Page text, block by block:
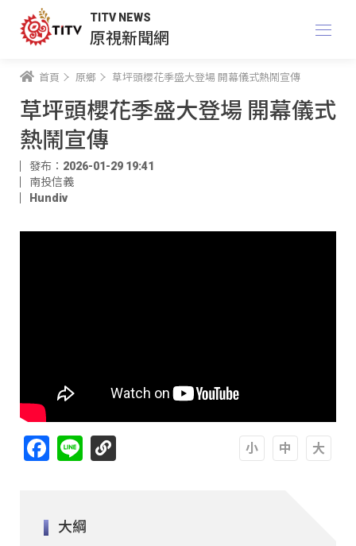
TITV NEWS
原視新聞網
首頁 原鄉 草坪頭櫻花季盛大登場 開幕儀式熱鬧宣傳
草坪頭櫻花季盛大登場 開幕儀式
熱鬧宣傳
發布：2026-01-29 19:41
南投信義
Hundiv
Facebook
Line
大綱